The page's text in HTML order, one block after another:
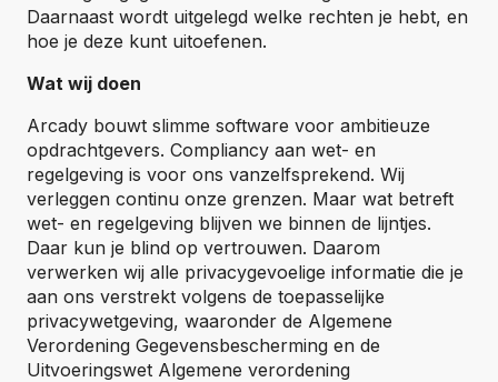
Daarnaast wordt uitgelegd welke rechten je hebt, en
hoe je deze kunt uitoefenen.
Wat wij doen
Arcady bouwt slimme software voor ambitieuze
opdrachtgevers. Compliancy aan wet- en
regelgeving is voor ons vanzelfsprekend. Wij
verleggen continu onze grenzen. Maar wat betreft
wet- en regelgeving blijven we binnen de lijntjes.
Daar kun je blind op vertrouwen. Daarom
verwerken wij alle privacygevoelige informatie die je
aan ons verstrekt volgens de toepasselijke
privacywetgeving, waaronder de Algemene
Verordening Gegevensbescherming en de
Uitvoeringswet Algemene verordening